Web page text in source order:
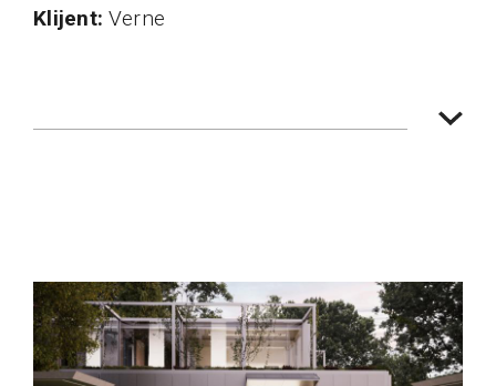
klijent Verne